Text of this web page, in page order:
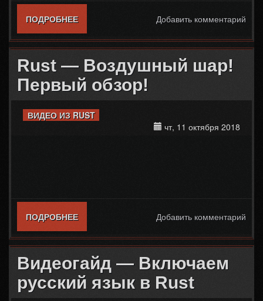
ПОДРОБНЕЕО ЛУЧШИЕ ДОМА В RUSTДобавить комментарий
Rust — Воздушный шар!
Первый обзор!
ВИДЕО ИЗ RUST
чт, 11 октября 2018
ПОДРОБНЕЕО RUST — ВОЗДУШНЫЙ ШАР! ПЕРВЫЙ
ОБЗОР!
Добавить комментарий
Видеогайд — Включаем
русский язык в Rust